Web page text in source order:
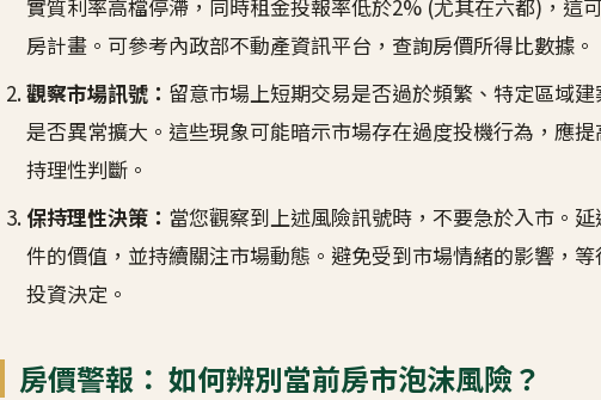
實質利率高檔停滯，同時租金投報率低於2% (尤其在六都)，這
房計畫。可參考內政部不動產資訊平台，查詢房價所得比數據。
觀察市場訊號： 留意市場上短期交易是否過於頻繁、特定區域
是否異常擴大。這些現象可能暗示市場存在過度投機行為，應
持理性判斷。
保持理性決策： 當您觀察到上述風險訊號時，不要急於入市。
件的價值，並持續關注市場動態。避免受到市場情緒的影響，
投資決定。
房價警報： 如何辨別當前房市泡沫風險？